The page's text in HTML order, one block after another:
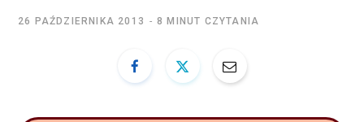
26 PAŹDZIERNIKA 2013 8 MINUT CZYTANIA